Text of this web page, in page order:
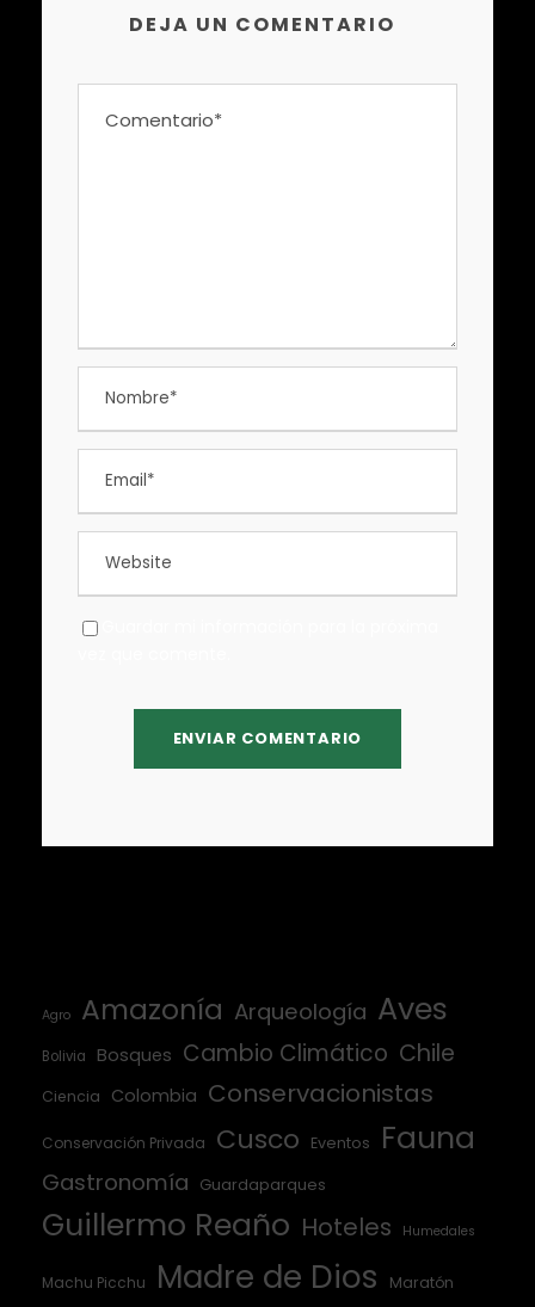
DEJA UN COMENTARIO
Agro Amazonía Arqueología Aves
Bolivia Bosques Cambio Climático Chile
Ciencia Colombia Conservacionistas
Conservación Privada Cusco Eventos Fauna
Gastronomía Guardaparques
Guillermo Reaño Hoteles Humedales
Machu Picchu Madre de Dios Maratón